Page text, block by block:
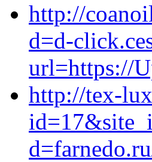
http://
d=d-
url=https://
http://tex-